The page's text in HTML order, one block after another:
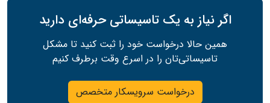
اگر نیاز به یک تاسیساتی حرفه‌ای دارید
همین حالا درخواست خود را ثبت کنید تا مشکل
تاسیساتی‌تان را در اسرع وقت برطرف کنیم
درخواست سرویسکار متخصص